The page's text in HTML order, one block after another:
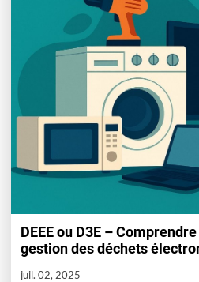
DEEE ou D3E –
gestion des déchets
juil. 02, 2025